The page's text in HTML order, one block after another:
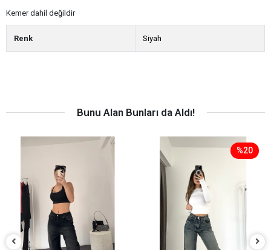
Kemer dahil değildir
Renk Siyah
Bunu Alan Bunları da Aldı!
%20